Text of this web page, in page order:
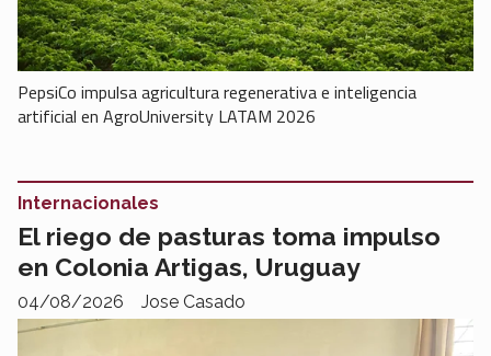
PepsiCo impulsa agricultura regenerativa e inteligencia
artificial en AgroUniversity LATAM 2026
El riego de pasturas toma impulso
en Colonia Artigas, Uruguay
Jose Casado
Internacionales
04/08/2026